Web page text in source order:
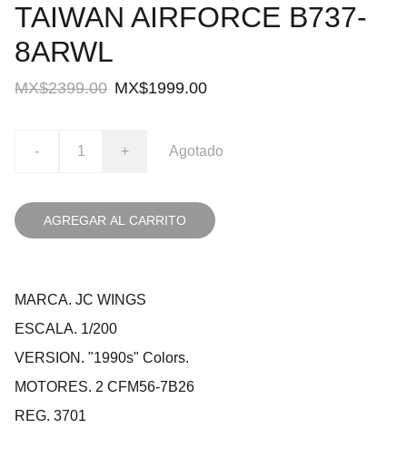
TAIWAN AIRFORCE B737-
8ARWL
MX$2399.00 MX$1999.00
- + Agotado
AGREGAR AL CARRITO
MARCA. JC WINGS
ESCALA. 1/200
VERSION. "1990s" Colors.
MOTORES. 2 CFM56-7B26
REG. 3701